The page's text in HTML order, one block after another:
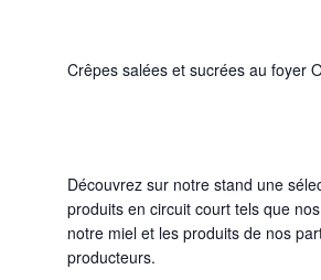
Crêpes salées et sucrées au foyer
Découvrez sur notre stand une
produits en circuit court tels que
notre miel et les produits de nos
producteurs.